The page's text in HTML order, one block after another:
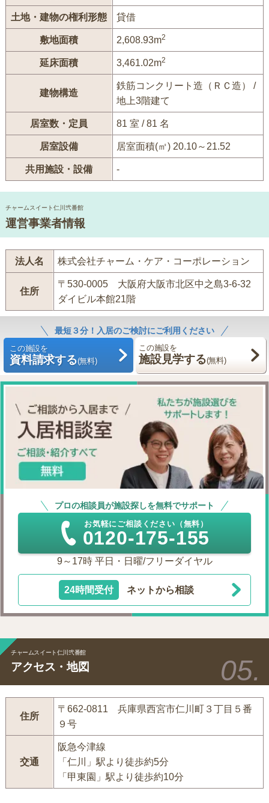
土地・建物の権利形態 貸借
敷地面積 2,608.93m2
延床面積 3,461.02m2
建物構造
鉄筋コンクリート造（ＲＣ造） /
地上3階建て
居室数・定員 81 室 / 81 名
居室設備 居室面積(㎡) 20.10～21.52
共用施設・設備 -
チャームスイート仁川弐番館
運営事業者情報
法人名 株式会社チャーム・ケア・コーポレーション
住所
〒530-0005 大阪府大阪市北区中之島3-6-32
ダイビル本館21階
最短３分！入居のご検討にご利用ください
この施設を
資料請求する(無料)
この施設を
施設見学する(無料)
プロの相談員が施設探しを無料でサポート
お気軽にご相談ください（無料）
0120-175-155
9～17時 平日・日曜/フリーダイヤル
24時間受付 ネットから相談
チャームスイート仁川弐番館
アクセス・地図
住所
〒662-0811 兵庫県西宮市仁川町３丁目５番
９号
交通
阪急今津線
「仁川」駅より徒歩約5分
「甲東園」駅より徒歩約10分